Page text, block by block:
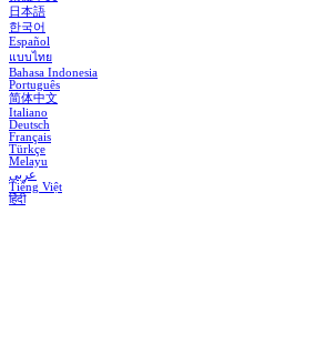
日本語
한국어
Español
แบบไทย
Bahasa Indonesia
Português
简体中文
Italiano
Deutsch
Français
Türkçe
Melayu
عربي
Tiếng Việt
हिंदी